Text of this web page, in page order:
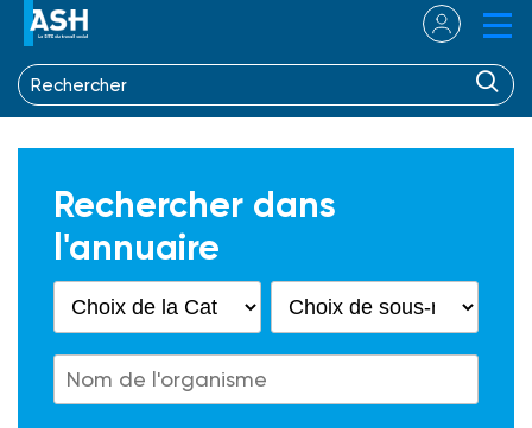
Rechercher dans
l'annuaire